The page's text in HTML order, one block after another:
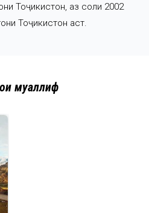
Тоҷикистон, аз соли 2002
Тоҷикистон аст.
муаллиф